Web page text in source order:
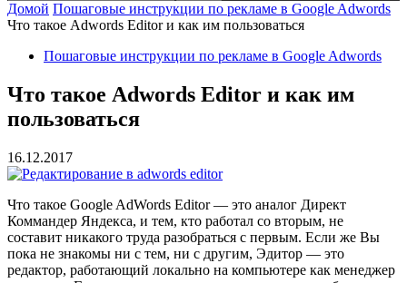
Домой Пошаговые инструкции по рекламе в Google Adwords
Что такое Adwords Editor и как им пользоваться
Пошаговые инструкции по рекламе в Google Adwords
Что такое Adwords Editor и как им
пользоваться
16.12.2017
Что такое Google AdWords Editor — это аналог Директ
Коммандер Яндекса, и тем, кто работал со вторым, не
составит никакого труда разобраться с первым. Если же Вы
пока не знакомы ни с тем, ни с другим, Эдитор — это
редактор, работающий локально на компьютере как менеджер